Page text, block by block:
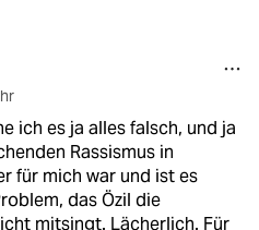
ich es ja alles falsch, und ja
Rassismus in
für mich war und ist es
das Özil die
mitsingt. Lächerlich. Für